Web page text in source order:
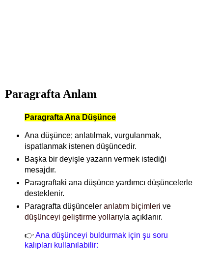
Paragrafta Anlam
Paragrafta Ana Düşünce
Ana düşünce; anlatılmak, vurgulanmak,
ispatlanmak istenen düşüncedir.
Başka bir deyişle yazarın vermek istediği
mesajdır.
Paragraftaki ana düşünce yardımcı düşüncelerle
desteklenir.
Paragrafta düşünceler anlatım biçimleri ve
düşünceyi geliştirme yollarıyla açıklanır.
👉Ana düşünceyi buldurmak için şu soru
kalıpları kullanılabilir: